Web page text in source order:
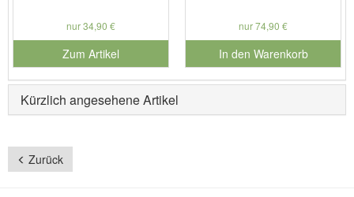
nur 34,90 €
Zum Artikel
nur 74,90 €
In den Warenkorb
für Produktnummer 902207
Kürzlich angesehene Artikel
Zurück